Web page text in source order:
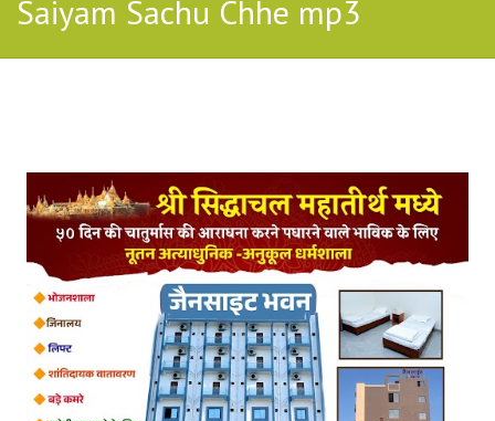
Saiyam Sachu Chhe mp3